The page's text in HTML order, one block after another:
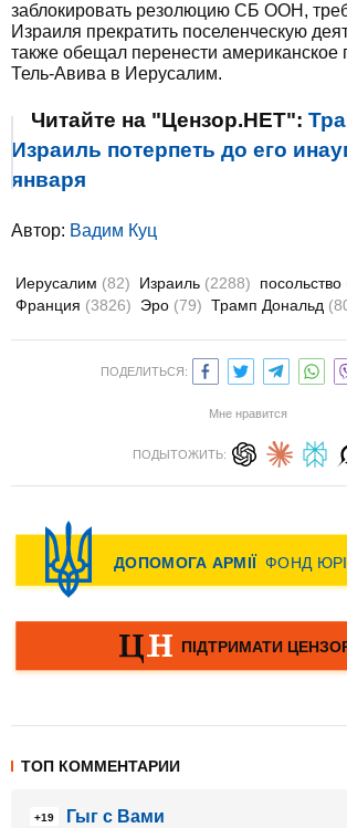
заблокировать резолюцию СБ ООН,
Израиля прекратить поселенческую
также обещал перенести американское
Тель-Авива в Иерусалим.
Читайте на "Цензор.НЕТ":
Израиль потерпеть до его
января
Автор: Вадим Куц
Иерусалим (82) Израиль (2288) посольство
Франция (3826) Эро (79) Трамп Дональд
ПОДЕЛИТЬСЯ:
Мне нравится
ПОДЫТОЖИТЬ:
ТОП КОММЕНТАРИИ
+19
Гыг с Вами